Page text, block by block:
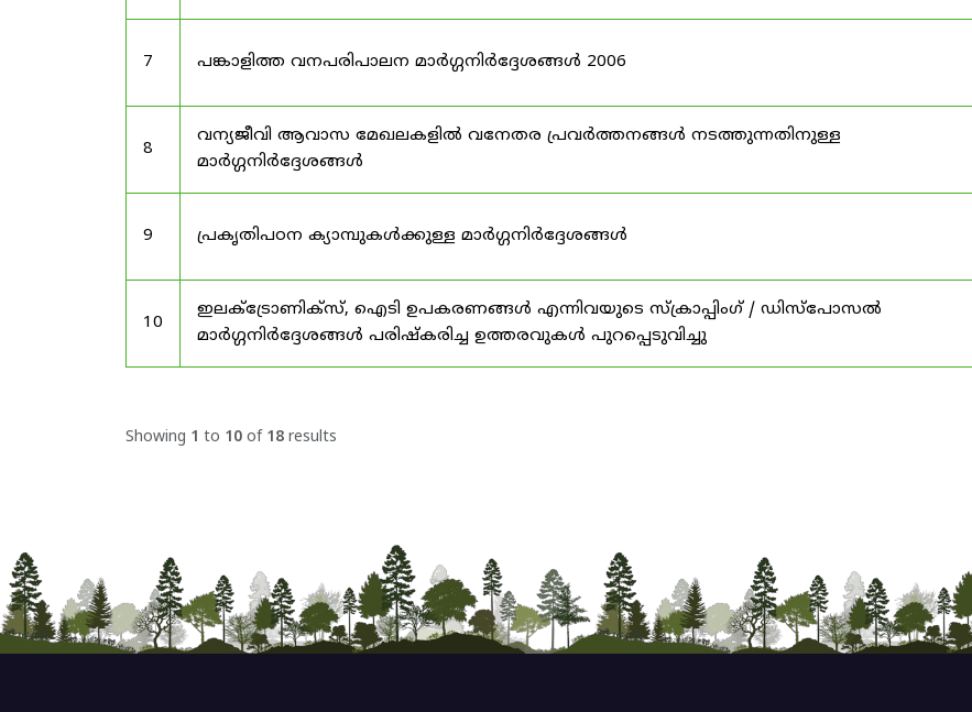
7 പങ്കാളിത്ത വനപരിപാലന മാർഗ്ഗനിർദ്ദേശങ്ങൾ 2006
8
വന്യജീവി ആവാസ മേഖലകളിൽ വനേതര പ്രവർത്തനങ്ങൾ നടത്തുന്നതിനുള്ള
മാർഗ്ഗനിർദ്ദേശങ്ങൾ
9 പ്രകൃതിപഠന ക്യാമ്പുകൾക്കുള്ള മാർഗ്ഗനിർദ്ദേശങ്ങൾ
10
ഇലക്‌ട്രോണിക്‌സ്, ഐടി ഉപകരണങ്ങൾ എന്നിവയുടെ സ്‌ക്രാപ്പിംഗ് / ഡിസ്‌പോസൽ
മാർഗ്ഗനിർദ്ദേശങ്ങൾ പരിഷ്‌കരിച്ച ഉത്തരവുകൾ പുറപ്പെടുവിച്ചു
Showing 1 to 10 of 18 results